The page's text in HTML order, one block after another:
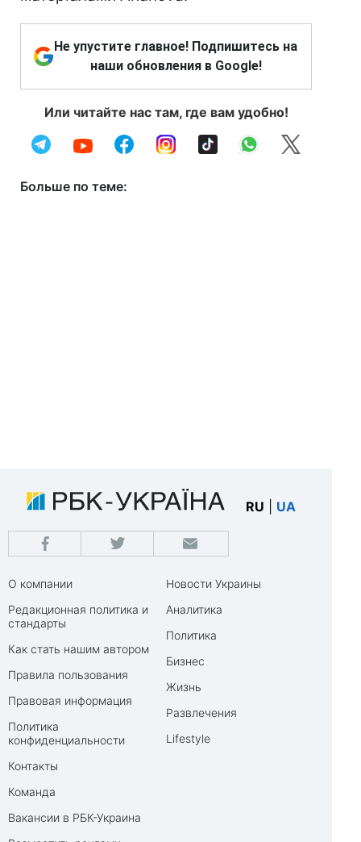
Не упустите главное! Подпишитесь на
наши обновления в Google!
Или читайте нас там, где вам удобно!
Больше по теме:
RU UA
О компании
Редакционная политика и
стандарты
Как стать нашим автором
Правила пользования
Правовая информация
Политика
конфиденциальности
Контакты
Команда
Вакансии в РБК-Украина
Новости Украины
Аналитика
Политика
Бизнес
Жизнь
Развлечения
Lifestyle